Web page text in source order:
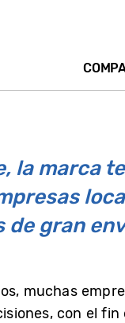
la marca
de gran
muchas
con el